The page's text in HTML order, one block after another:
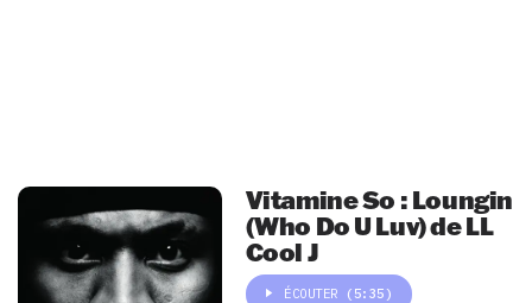
Vitamine So : Loungin
(Who Do U Luv) de LL
Cool J
ÉCOUTER (5:35)